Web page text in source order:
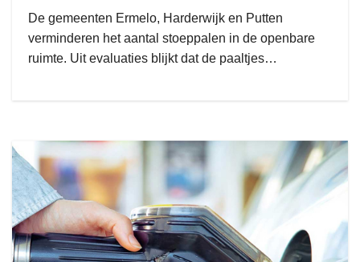
De gemeenten Ermelo, Harderwijk en Putten
verminderen het aantal stoeppalen in de openbare
ruimte. Uit evaluaties blijkt dat de paaltjes…